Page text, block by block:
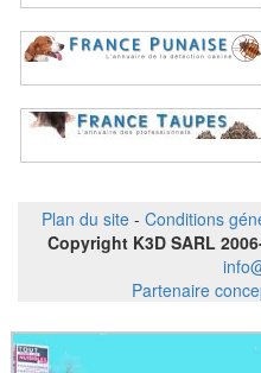
Plan du site - Conditions
Copyright K3D SARL
Partenaire